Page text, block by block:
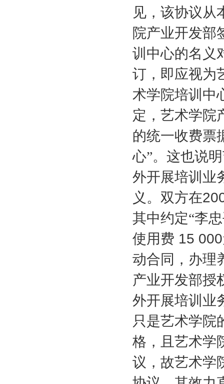
见，该协议从
院产业开发部
训中心的名义
订，即应视为
术学院培训中
定，艺术学院
的统一收费票
心”。这也说
外开展培训业
义。双方在
其中约定“李
使用费 15 000
动合同，办理
产业开发部授
外开展培训业
只是艺术学院
格，且艺术学
议，故艺术学